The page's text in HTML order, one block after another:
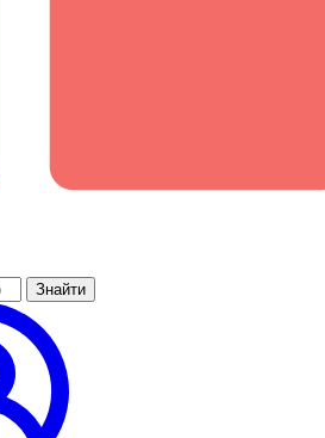
Знайти